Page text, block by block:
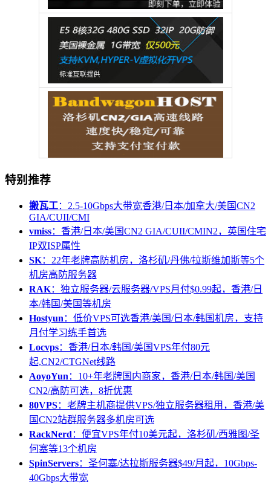
特别推荐
搬瓦工：2.5-10Gbps大带宽香港/日本/加拿大/美国CN2
GIA/CUII/CMI
vmiss：香港/日本/美国CN2 GIA/CUII/CMIN2，英国住宅
IP双ISP属性
SK：22年老牌高防机房，洛杉矶/丹佛/拉斯维加斯等5个
机房高防服务器
RAK：独立服务器/云服务器/VPS月付$0.99起，香港/日
本/韩国/美国等机房
Hostyun ：低价VPS可选香港/美国/日本/韩国机房，支持
月付学习练手首选
Locvps：香港/日本/韩国/美国VPS年付80元
起,CN2/CTGNet线路
AoyoYun ：10+年老牌国内商家，香港/日本/韩国/美国
CN2/高防可选，8折优惠
80VPS：老牌主机商提供VPS/独立服务器租用，香港/美
国CN2站群服务器多机房可选
RackNerd ：便宜VPS年付10美元起，洛杉矶/西雅图/圣
何塞等13个机房
SpinServers：圣何塞/达拉斯服务器$49/月起，10Gbps-
40Gbps大带宽